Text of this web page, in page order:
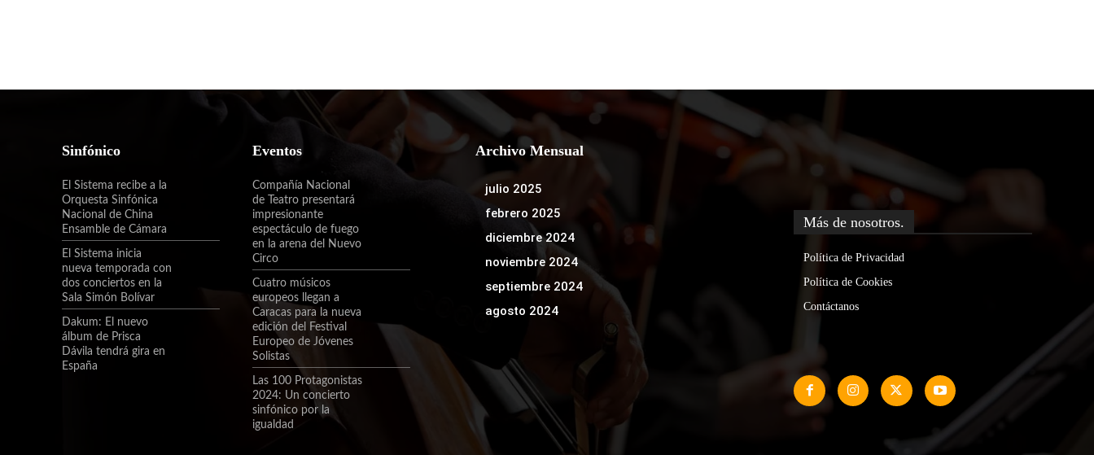
Sinfónico
El Sistema recibe a la
Orquesta Sinfónica
Nacional de China
Ensamble de Cámara
El Sistema inicia
nueva temporada con
dos conciertos en la
Sala Simón Bolívar
Dakum: El nuevo
álbum de Prisca
Dávila tendrá gira en
España
Eventos
Compañía Nacional
de Teatro presentará
impresionante
espectáculo de fuego
en la arena del Nuevo
Circo
Cuatro músicos
europeos llegan a
Caracas para la nueva
edición del Festival
Europeo de Jóvenes
Solistas
Las 100 Protagonistas
2024: Un concierto
sinfónico por la
igualdad
Archivo Mensual
julio 2025
febrero 2025
diciembre 2024
noviembre 2024
septiembre 2024
agosto 2024
Más de nosotros.
Política de Privacidad
Política de Cookies
Contáctanos